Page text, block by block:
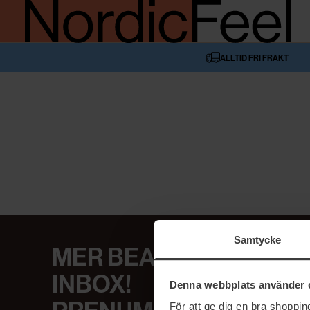
Samtycke
Denna webbplats använder
För att ge dig en bra
ALLTID FRI FRAKT
MER BEAUTY I DIN
INBOX!